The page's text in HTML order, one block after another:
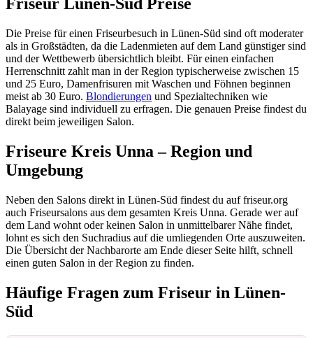
Die Preise für einen Friseurbesuch in Lünen-Süd sind oft moderater
als in Großstädten, da die Ladenmieten auf dem Land günstiger sind
und der Wettbewerb übersichtlich bleibt. Für einen einfachen
Herrenschnitt zahlt man in der Region typischerweise zwischen 15
und 25 Euro, Damenfrisuren mit Waschen und Föhnen beginnen
meist ab 30 Euro. Blondierungen und Spezialtechniken wie
Balayage sind individuell zu erfragen. Die genauen Preise findest du
direkt beim jeweiligen Salon.
Friseure Kreis Unna – Region und
Umgebung
Neben den Salons direkt in Lünen-Süd findest du auf friseur.org
auch Friseursalons aus dem gesamten Kreis Unna. Gerade wer auf
dem Land wohnt oder keinen Salon in unmittelbarer Nähe findet,
lohnt es sich den Suchradius auf die umliegenden Orte auszuweiten.
Die Übersicht der Nachbarorte am Ende dieser Seite hilft, schnell
einen guten Salon in der Region zu finden.
Häufige Fragen zum Friseur in Lünen-
Süd